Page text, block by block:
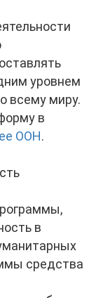
уровнем
всему миру.
в
ООН.
в
средства